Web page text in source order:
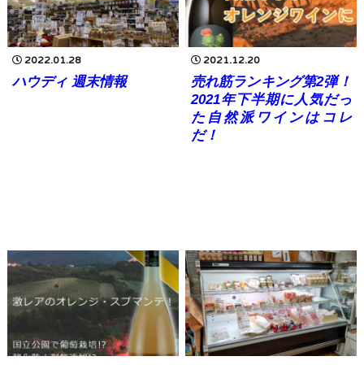
2022.01.28
ハウディ 週末情報
2021.12.20
売れ筋ランキング第2弾！
2021年下半期に人気だっ
た自然派ワインはコレ
だ！